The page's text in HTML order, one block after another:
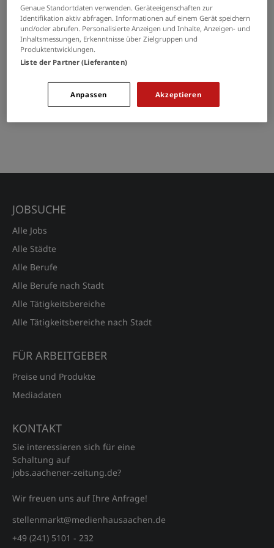
Ein Vorstellungsgespräch bzw. ein Bewerbungsgespräch ist
für viele Menschen ein wichtiger Schritt, um einen Job zu...
> ARTIKEL LESEN
JOBSUCHE
Alle Jobs
Alle Städte
Alle Berufe
Alle Berufe nach Stadt
Alle Tätigkeitsbereiche
Alle Tätigkeitsbereiche nach Stadt
FÜR ARBEITGEBER
Preise und Produkte
Mediadaten
KONTAKT
Sie interessieren sich für eine
Schaltung auf
jobs.aachener‑zeitung.de?
Wir freuen uns auf Ihre Anfrage!
stellenmarkt@medienhausaachen.de
+49 (241) 5101 - 232
Genaue Standortdaten verwenden. Geräteeigenschaften zur
Identifikation aktiv abfragen. Informationen auf einem Gerät speichern
und/oder abrufen. Personalisierte Anzeigen und Inhalte, Anzeigen- und
Inhaltsmessungen, Erkenntnisse über Zielgruppen und
Produktentwicklungen.
Liste der Partner (Lieferanten)
Akzeptieren
Anpassen